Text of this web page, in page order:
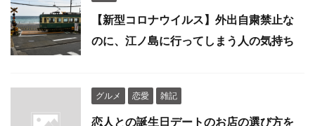
【新型コロナウイルス】外出自粛禁止な
のに、江ノ島に行ってしまう人の気持ち
グルメ 恋愛 雑記
恋人との誕生日デートのお店の選び方を